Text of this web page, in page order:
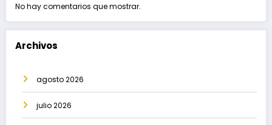
No hay comentarios que mostrar.
Archivos
agosto 2026
julio 2026